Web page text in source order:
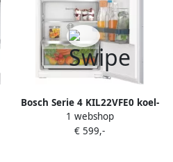
Bosch Serie 4 KIL22VFE0 koel-
vriescombinatie Ingebouwd
119 l E Wit
1 webshop
€ 599,-